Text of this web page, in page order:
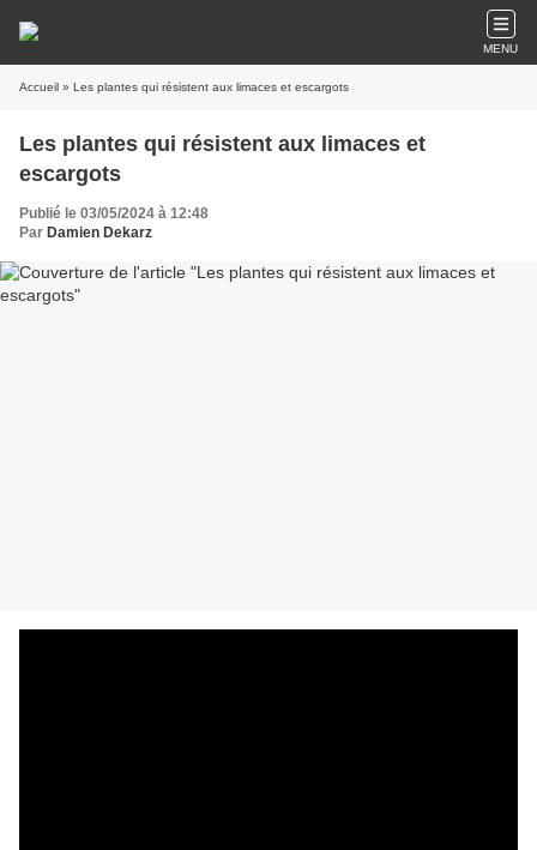
MENU
Accueil » Les plantes qui résistent aux limaces et escargots
Les plantes qui résistent aux limaces et
escargots
Publié le 03/05/2024 à 12:48
Par Damien Dekarz